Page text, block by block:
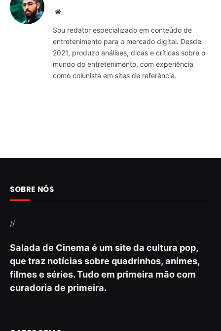
Website
Sou redator especializado em conteúdo de
entretenimento para o mercado digital. Desde
2021, produzo análises, dicas e críticas sobre o
mundo do entretenimento, com experiência
como colunista em sites de referência.
SOBRE NÓS
//
Salada de Cinema é um site da cultura pop,
que traz notícias sobre quadrinhos, animes,
filmes e séries. Tudo em primeira mão com
curadoria de primeira.